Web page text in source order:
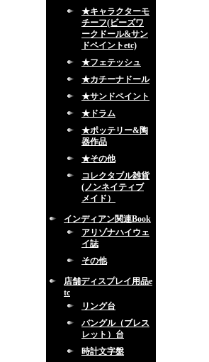
★キャラクターモ
チーフ(ビーズワ
ークドール&サン
ドペイントetc)
★フェテッシュ
★カチーナドール
★サンドペイント
★ドラム
★ポッテリー&陶
器作品
★その他
コレクタブル雑貨
(ノンネイティブ
メイド）
インディアン関連Book
アリゾナハイウェ
イ誌
その他
店舗ディスプレイ用品e
tc
リング台
バングル（ブレス
レット）台
時計文字盤